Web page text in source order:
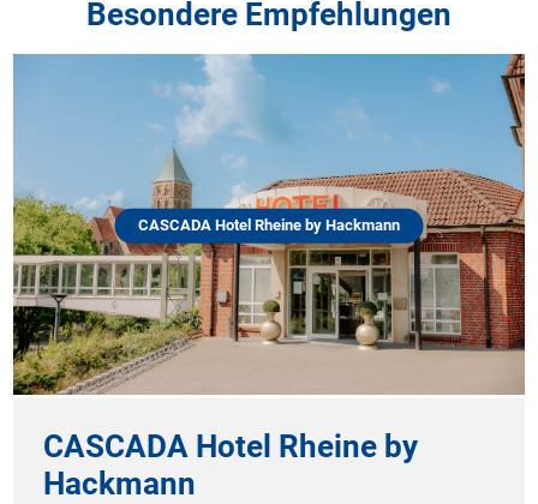
Besondere Empfehlungen
CASCADA Hotel Rheine by Hackmann
CASCADA Hotel Rheine by
Hackmann